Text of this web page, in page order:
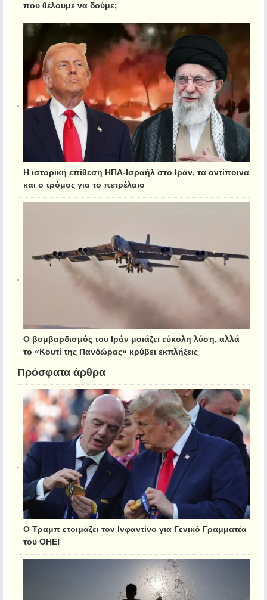
που θέλουμε να δούμε;
Η ιστορική επίθεση ΗΠΑ-Ισραήλ στο Ιράν, τα αντίποινα
και ο τρόμος για το πετρέλαιο
Ο βομβαρδισμός του Ιράν μοιάζει εύκολη λύση, αλλά
το «Κουτί της Πανδώρας» κρύβει εκπλήξεις
Πρόσφατα άρθρα
Ο Τραμπ ετοιμάζει τον Ινφαντίνο για Γενικό Γραμματέα
του ΟΗΕ!